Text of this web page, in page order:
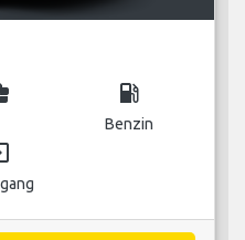
local_gas_station
Benzin